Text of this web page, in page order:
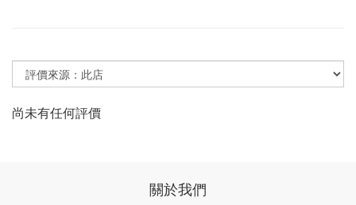
尚未有任何評價
關於我們